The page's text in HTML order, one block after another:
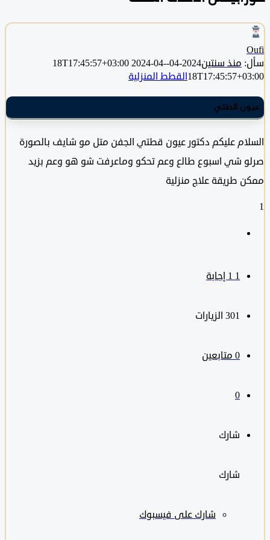
منذ سنتين2024-04-18T17:45:57+03:00
2024-04-
القطط المنزلية
قطتي
عليكم دكتور عيون قطتي الجفن متل مو شايف بالصورة
شي اسبوع طالع وعم تحكو وماعرفت شو هو وعم بزيد
طريقة علاج منزلية
301 الزيارات
متابعين
شارك
شارك على فيسبوك